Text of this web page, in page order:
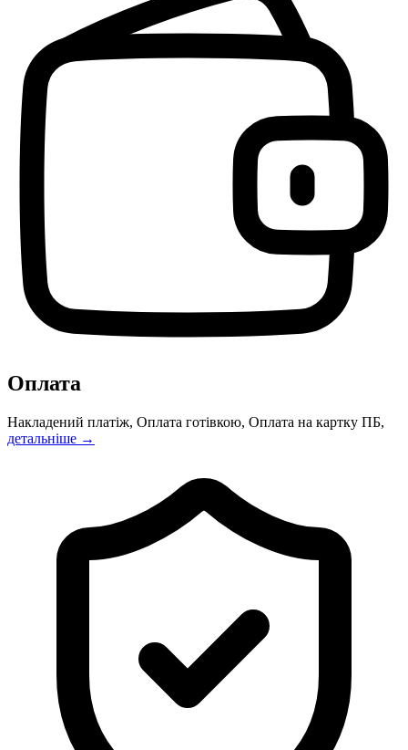
Оплата
Накладений платіж, Оплата готівкою, Оплата на картку ПБ,
детальніше →